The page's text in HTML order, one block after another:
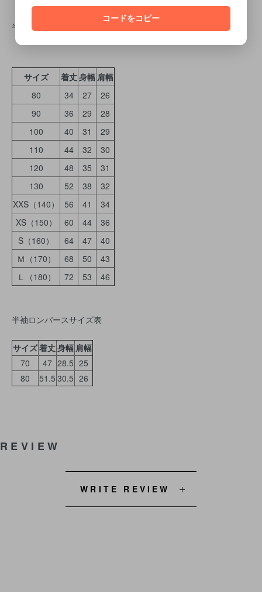
半袖Ｔシャツサイズ表
サイズ 着丈身幅 肩幅
80
34 27
26
90
36 29
28
100
40 31
29
110
44 32
30
120
48 35
31
130
52 38
32
XXS（140）
56 41
34
XS（150）
60 44
36
S（160）
64 47
40
Ｍ（170）
68 50
43
Ｌ（180）
72 53 46
半袖ロンパースサイズ表
サイズ着丈身幅 肩幅
70
47 28.5 25
80
51.5 30.5 26
REVIEW
WRITE REVIEW
コードをコピー